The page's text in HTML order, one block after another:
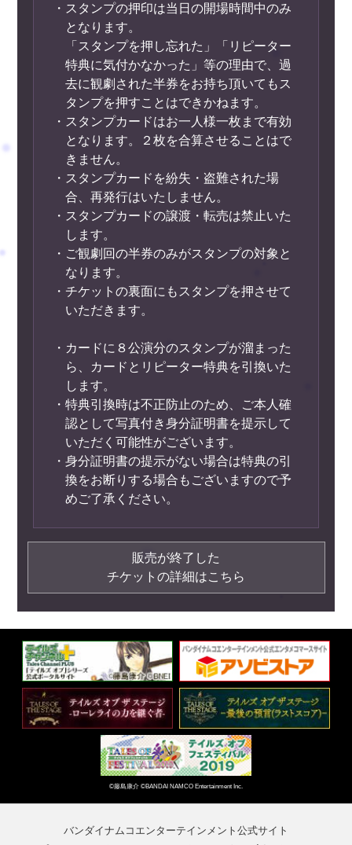
・スタンプの押印は当日の開場時間中のみ
となります。
「スタンプを押し忘れた」「リピーター
特典に気付かなかった」等の理由で、過
去に観劇された半券をお持ち頂いてもス
タンプを押すことはできかねます。
・スタンプカードはお一人様一枚まで有効
となります。２枚を合算させることはで
きません。
・スタンプカードを紛失・盗難された場
合、再発行はいたしません。
・スタンプカードの譲渡・転売は禁止いた
します。
・ご観劇回の半券のみがスタンプの対象と
なります。
・チケットの裏面にもスタンプを押させて
いただきます。
・カードに８公演分のスタンプが溜まった
ら、カードとリピーター特典を引換いた
します。
・特典引換時は不正防止のため、ご本人確
認として写真付き身分証明書を提示して
いただく可能性がございます。
・身分証明書の提示がない場合は特典の引
換をお断りする場合もございますので予
めご了承ください。
販売が終了した
チケットの詳細はこちら
©藤島康介 ©BANDAI NAMCO Entertainment Inc.
バンダイナムコエンターテインメント公式サイト